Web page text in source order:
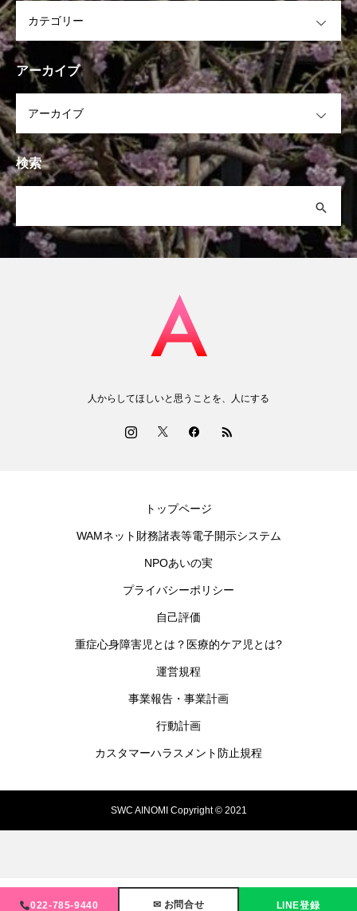
アーカイブ
検索
人からしてほしいと思うことを、人にする
トップページ
WAMネット財務諸表等電子開示システム
NPOあいの実
プライバシーポリシー
自己評価
重症心身障害児とは？医療的ケア児とは?
運営規程
事業報告・事業計画
行動計画
カスタマーハラスメント防止規程
SWC AINOMI Copyright © 2021
022-785-9440 ✉ お問合せ LINE登録